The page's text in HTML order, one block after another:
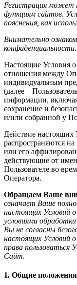
Регистрация может
функциям сайтов.
пояснения, как
Внимательно
конфиденциальности.
Настоящие Условия
отношения между
индивидуальным
(далее –
информации,
сохранение и
и/или собранной у
Действие настоящих
распространяются
или его
действующие от
Пользователе во
Оператора.
Обращаем Ваше
означает Ваше
настоящих Условий
условиями
Вы не согласны
настоящих Условий
права пользоваться
Сайт.
1. Общие